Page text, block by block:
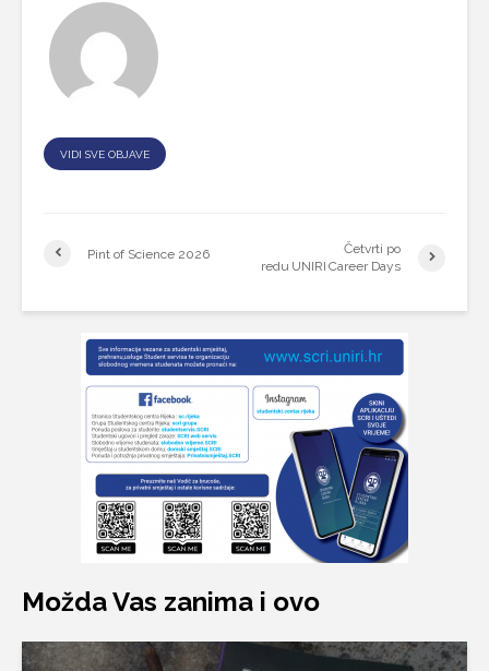
VIDI SVE OBJAVE
Pint of Science 2026
Četvrti po
redu UNIRI Career Days
Možda Vas zanima i ovo